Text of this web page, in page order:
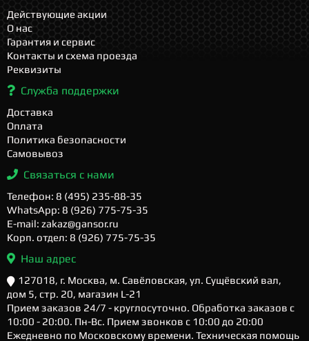
Действующие акции
О нас
Гарантия и сервис
Контакты и схема проезда
Реквизиты
Служба поддержки
Доставка
Оплата
Политика безопасности
Самовывоз
Связаться с нами
Телефон: 8 (495) 235-88-35
WhatsApp: 8 (926) 775-75-35
E-mail: zakaz@gansor.ru
Корп. отдел: 8 (926) 775-75-35
Наш адрес
127018, г. Москва, м. Савёловская, ул. Сущёвский вал,
дом 5, стр. 20, магазин L-21
Прием заказов 24/7 - круглосуточно. Обработка заказов с
10:00 - 20:00. Пн-Вс. Прием звонков с 10:00 до 20:00
Ежедневно по Московскому времени. Техническая помощь